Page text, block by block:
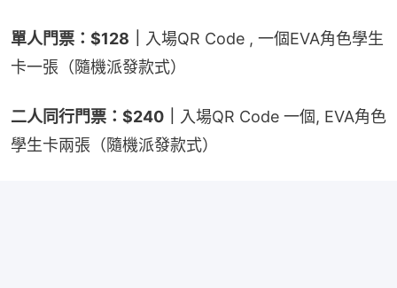
單人門票：$128｜
入場QR Code , 一個EVA角色學生
卡一張（隨機派發款式）
二人同行門票：$240｜
入場QR Code 一個, EVA角色
學生卡兩張（隨機派發款式）